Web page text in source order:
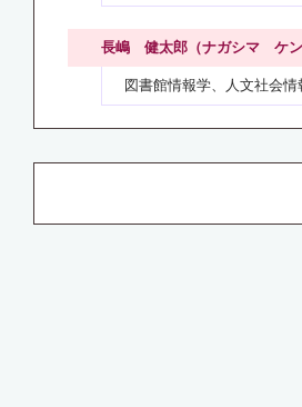
長嶋 健太郎（ナガシマ ケン
図書館情報学、人文社会